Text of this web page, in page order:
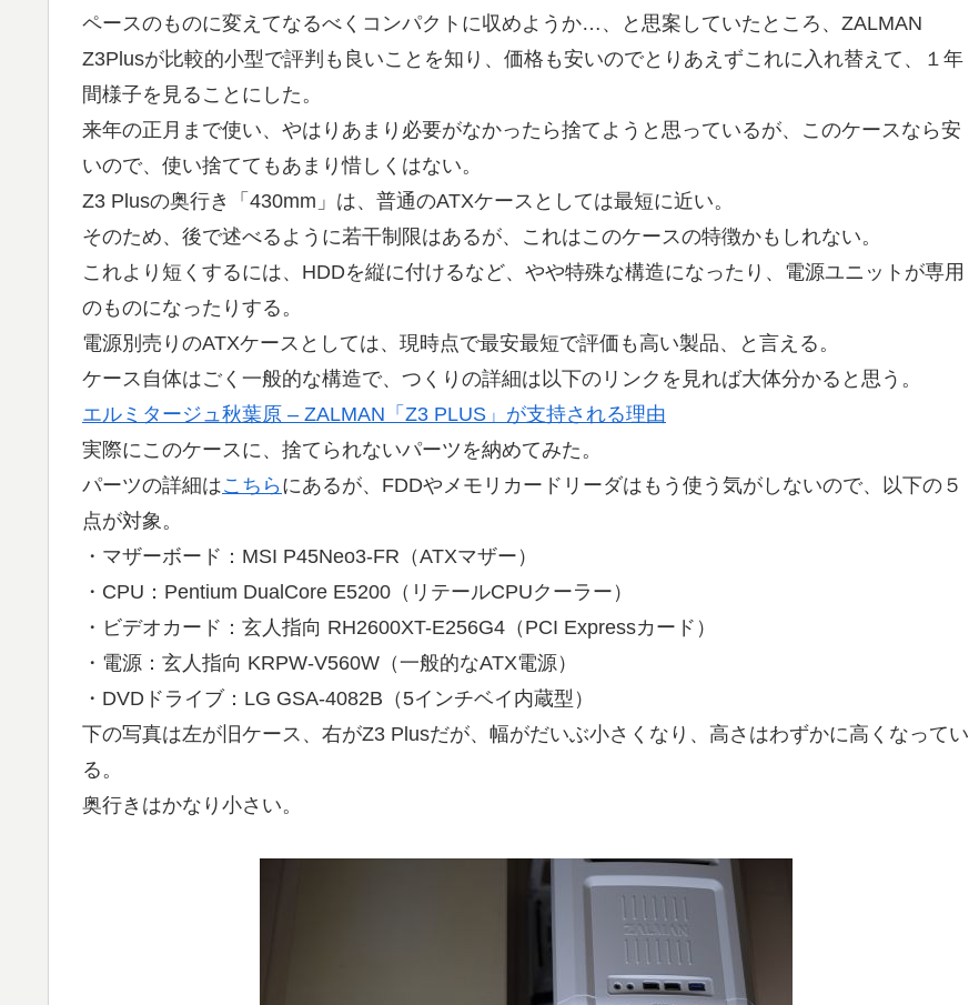
ペースのものに変えてなるべくコンパクトに収めようか…、と思案していたところ、ZALMAN
Z3Plusが比較的小型で評判も良いことを知り、価格も安いのでとりあえずこれに入れ替えて、１年
間様子を見ることにした。
来年の正月まで使い、やはりあまり必要がなかったら捨てようと思っているが、このケースなら安
いので、使い捨ててもあまり惜しくはない。
Z3 Plusの奥行き「430mm」は、普通のATXケースとしては最短に近い。
そのため、後で述べるように若干制限はあるが、これはこのケースの特徴かもしれない。
これより短くするには、HDDを縦に付けるなど、やや特殊な構造になったり、電源ユニットが専用
のものになったりする。
電源別売りのATXケースとしては、現時点で最安最短で評価も高い製品、と言える。
ケース自体はごく一般的な構造で、つくりの詳細は以下のリンクを見れば大体分かると思う。
エルミタージュ秋葉原 – ZALMAN「Z3 PLUS」が支持される理由
実際にこのケースに、捨てられないパーツを納めてみた。
パーツの詳細はこちら にあるが、FDDやメモリカードリーダはもう使う気がしないので、以下の５
点が対象。
・マザーボード：MSI P45Neo3-FR（ATXマザー）
・CPU：Pentium DualCore E5200（リテールCPUクーラー）
・ビデオカード：玄人指向 RH2600XT-E256G4（PCI Expressカード）
・電源：玄人指向 KRPW-V560W（一般的なATX電源）
・DVDドライブ：LG GSA-4082B（5インチベイ内蔵型）
下の写真は左が旧ケース、右がZ3 Plusだが、幅がだいぶ小さくなり、高さはわずかに高くなってい
る。
奥行きはかなり小さい。